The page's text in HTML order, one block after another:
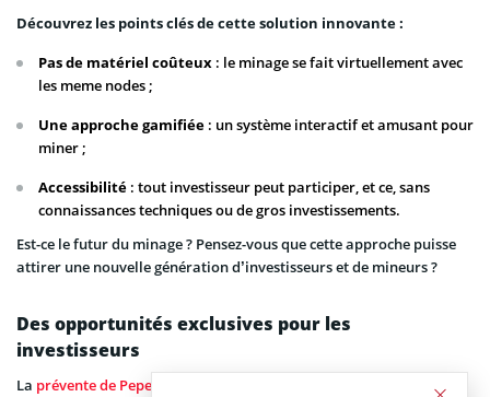
Découvrez les points clés de cette solution innovante :
Pas de matériel coûteux : le minage se fait virtuellement avec
les meme nodes ;
Une approche gamifiée : un système interactif et amusant pour
miner ;
Accessibilité : tout investisseur peut participer, et ce, sans
connaissances techniques ou de gros investissements.
Est-ce le futur du minage ? Pensez-vous que cette approche puisse
attirer une nouvelle génération d’investisseurs et de mineurs ?
Des opportunités exclusives pour les
investisseurs
La prévente de Pepenode
connaît un grand succès avec plus d’un